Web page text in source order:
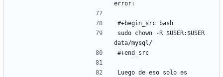
error:
#+begin_src bash
sudo chown -R $USER:$USER
data/mysql/
#+end_src
Luego de eso solo es